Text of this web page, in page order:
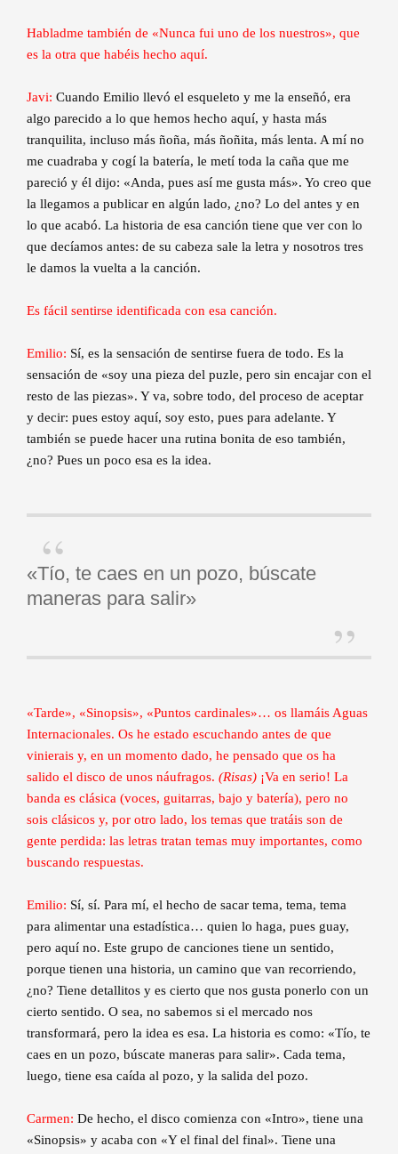
Habladme también de «Nunca fui uno de los nuestros», que
es la otra que habéis hecho aquí.
Javi: Cuando Emilio llevó el esqueleto y me la enseñó, era
algo parecido a lo que hemos hecho aquí, y hasta más
tranquilita, incluso más ñoña, más ñoñita, más lenta. A mí no
me cuadraba y cogí la batería, le metí toda la caña que me
pareció y él dijo: «Anda, pues así me gusta más». Yo creo que
la llegamos a publicar en algún lado, ¿no? Lo del antes y en
lo que acabó. La historia de esa canción tiene que ver con lo
que decíamos antes: de su cabeza sale la letra y nosotros tres
le damos la vuelta a la canción.
Es fácil sentirse identificada con esa canción.
Emilio: Sí, es la sensación de sentirse fuera de todo. Es la
sensación de «soy una pieza del puzle, pero sin encajar con el
resto de las piezas». Y va, sobre todo, del proceso de aceptar
y decir: pues estoy aquí, soy esto, pues para adelante. Y
también se puede hacer una rutina bonita de eso también,
¿no? Pues un poco esa es la idea.
«Tío, te caes en un pozo, búscate
maneras para salir»
«Tarde», «Sinopsis», «Puntos cardinales»… os llamáis Aguas
Internacionales. Os he estado escuchando antes de que
vinierais y, en un momento dado, he pensado que os ha
salido el disco de unos náufragos. (Risas) ¡Va en serio! La
banda es clásica (voces, guitarras, bajo y batería), pero no
sois clásicos y, por otro lado, los temas que tratáis son de
gente perdida: las letras tratan temas muy importantes, como
buscando respuestas.
Emilio: Sí, sí. Para mí, el hecho de sacar tema, tema, tema
para alimentar una estadística… quien lo haga, pues guay,
pero aquí no. Este grupo de canciones tiene un sentido,
porque tienen una historia, un camino que van recorriendo,
¿no? Tiene detallitos y es cierto que nos gusta ponerlo con un
cierto sentido. O sea, no sabemos si el mercado nos
transformará, pero la idea es esa. La historia es como: «Tío, te
caes en un pozo, búscate maneras para salir». Cada tema,
luego, tiene esa caída al pozo, y la salida del pozo.
Carmen: De hecho, el disco comienza con «Intro», tiene una
«Sinopsis» y acaba con «Y el final del final». Tiene una